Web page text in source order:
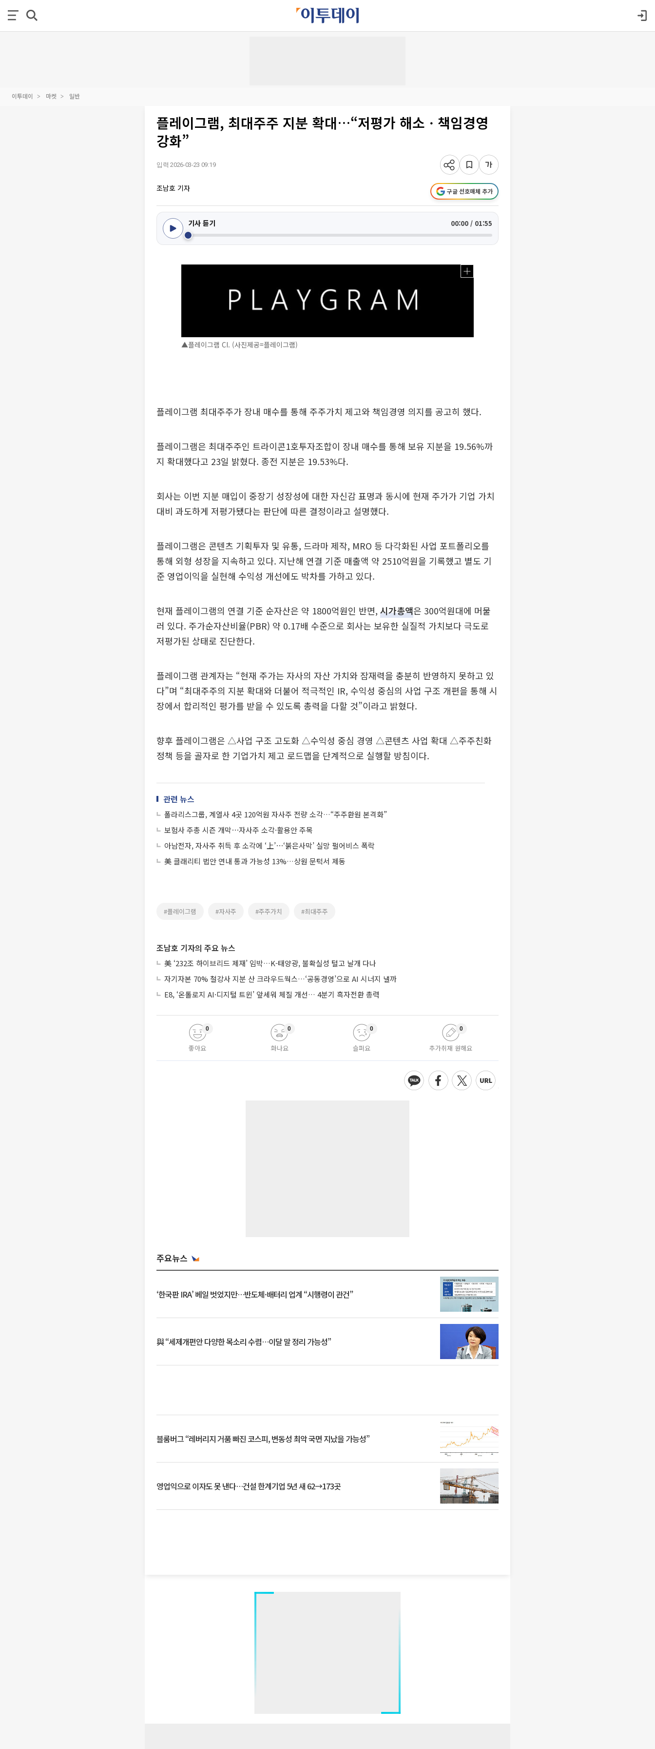
이투데이 마켓 일반
플레이그램, 최대주주 지분 확대…“저평가 해소ㆍ책임경영
강화”
입력 2026-03-23 09:19
조남호 기자 구글 선호매체 추가
기사 듣기 00:00 / 01:55
▲플레이그램 CI. (사진제공=플레이그램)
플레이그램 최대주주가 장내 매수를 통해 주주가치 제고와 책임경영 의지를 공고히 했다.
플레이그램은 최대주주인 트라이콘1호투자조합이 장내 매수를 통해 보유 지분을 19.56%까
지 확대했다고 23일 밝혔다. 종전 지분은 19.53%다.
회사는 이번 지분 매입이 중장기 성장성에 대한 자신감 표명과 동시에 현재 주가가 기업 가치
대비 과도하게 저평가됐다는 판단에 따른 결정이라고 설명했다.
플레이그램은 콘텐츠 기획투자 및 유통, 드라마 제작, MRO 등 다각화된 사업 포트폴리오를
통해 외형 성장을 지속하고 있다. 지난해 연결 기준 매출액 약 2510억원을 기록했고 별도 기
준 영업이익을 실현해 수익성 개선에도 박차를 가하고 있다.
현재 플레이그램의 연결 기준 순자산은 약 1800억원인 반면, 시가총액은 300억원대에 머물
러 있다. 주가순자산비율(PBR) 약 0.17배 수준으로 회사는 보유한 실질적 가치보다 극도로
저평가된 상태로 진단한다.
플레이그램 관계자는 “현재 주가는 자사의 자산 가치와 잠재력을 충분히 반영하지 못하고 있
다”며 “최대주주의 지분 확대와 더불어 적극적인 IR, 수익성 중심의 사업 구조 개편을 통해 시
장에서 합리적인 평가를 받을 수 있도록 총력을 다할 것”이라고 밝혔다.
향후 플레이그램은 △사업 구조 고도화 △수익성 중심 경영 △콘텐츠 사업 확대 △주주친화
정책 등을 골자로 한 기업가치 제고 로드맵을 단계적으로 실행할 방침이다.
관련 뉴스
폴라리스그룹, 계열사 4곳 120억원 자사주 전량 소각…“주주환원 본격화”
보험사 주총 시즌 개막⋯자사주 소각·활용안 주목
아남전자, 자사주 취득 후 소각에 ‘上’⋯‘붉은사막’ 실망 펄어비스 폭락
美 클래리티 법안 연내 통과 가능성 13%…상원 문턱서 제동
#플레이그램 #자사주 #주주가치 #최대주주
조남호 기자의 주요 뉴스
美 ‘232조 하이브리드 제재’ 임박…K-태양광, 불확실성 털고 날개 다나
자기자본 70% 철강사 지분 산 크라우드웍스…‘공동경영’으로 AI 시너지 낼까
E8, ‘온톨로지 AI·디지털 트윈’ 앞세워 체질 개선… 4분기 흑자전환 총력
좋아요
0
화나요
0
슬퍼요
0
추가취재 원해요
0
주요뉴스
‘한국판 IRA’ 베일 벗었지만…반도체·배터리 업계 “시행령이 관건”
與 “세제개편안 다양한 목소리 수렴…이달 말 정리 가능성”
블룸버그 “레버리지 거품 빠진 코스피, 변동성 최악 국면 지났을 가능성”
영업익으로 이자도 못 낸다…건설 한계기업 5년 새 62→173곳